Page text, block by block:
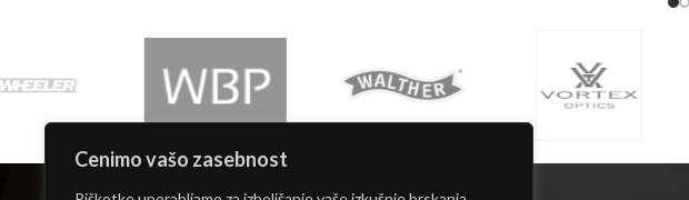
Cenimo vašo zasebnost